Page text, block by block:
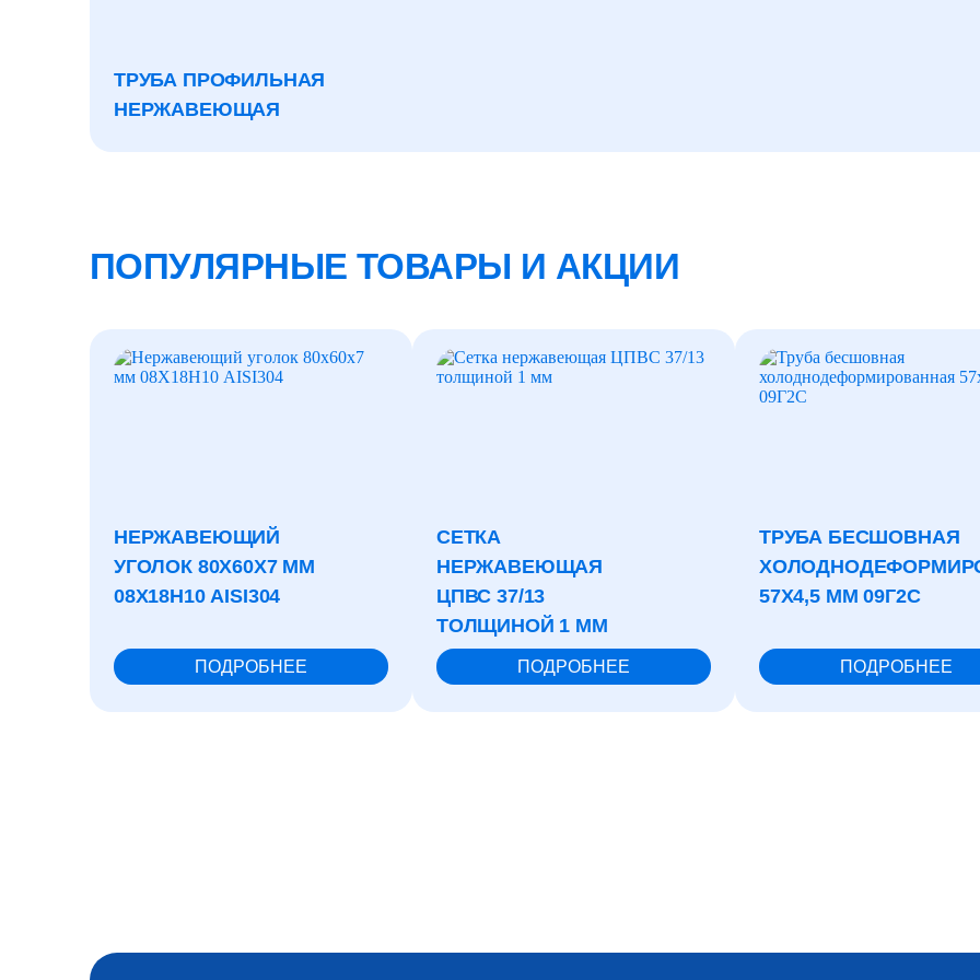
ТРУБА ПРОФИЛЬНАЯ
НЕРЖАВЕЮЩАЯ
ПОПУЛЯРНЫЕ ТОВАРЫ И АКЦИИ
НЕРЖАВЕЮЩИЙ
УГОЛОК 80X60X7 ММ
08Х18Н10 AISI304
ПОДРОБНЕЕ
СЕТКА
НЕРЖАВЕЮЩАЯ
ЦПВС 37/13
ТОЛЩИНОЙ 1 ММ
ПОДРОБНЕЕ
ТРУБА БЕСШОВНАЯ
57X4,5 ММ 09Г2С
ПОДРОБНЕЕ